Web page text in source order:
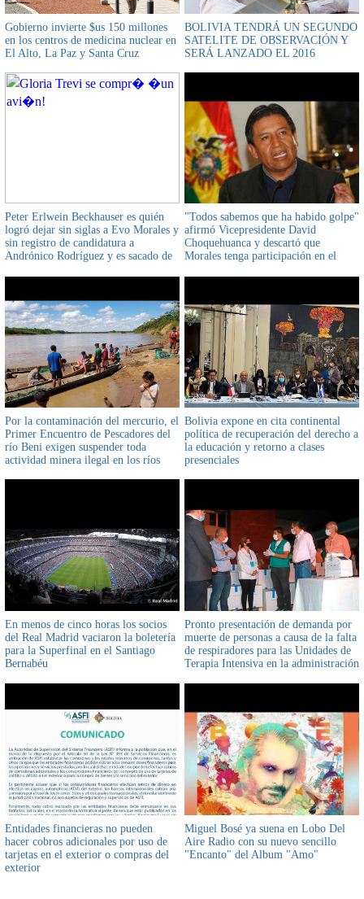
Gobierno invierte $us 150 millones
en los centros de medicina nuclear en
El Alto, La Paz y Santa Cruz
BOLIVIA TENDRÁ UN SEGUNDO
SATELITE DE OBSERVACIÓN Y
SERÁ LANZADO EL 2016
Peter Erlwein Beckhauser es quién
logró dejar sin siglas a Evo Morales y
sin registro de candidatura a
Andrónico Rodríguez y es sacado de
"Todos sabemos que ha habido golpe"
afirmó Vicepresidente David
Choquehuanca y descartó que
Morales tenga participación en el
Por la contaminación del mercurio, el
Primer Encuentro de Pescadores del
río Beni exigen suspender toda
actividad minera ilegal en los ríos
Bolivia expone en cita continental
política de recuperación del derecho a
la educación y retorno a clases
presenciales
En menos de cinco horas los socios
del Real Madrid vaciaron la boletería
para la Superfinal en el Santiago
Bernabéu
Pronto presentación de demanda por
muerte de personas a causa de la falta
de respiradores para las Unidades de
Terapia Intensiva en la administración
Entidades financieras no pueden
hacer cobros adicionales por uso de
tarjetas en el exterior o compras del
exterior
Miguel Bosé ya suena en Lobo Del
Aire Radio con su nuevo sencillo
"Encanto" del Album "Amo"